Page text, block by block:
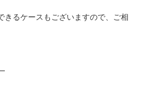
きるケースもございますので、ご相